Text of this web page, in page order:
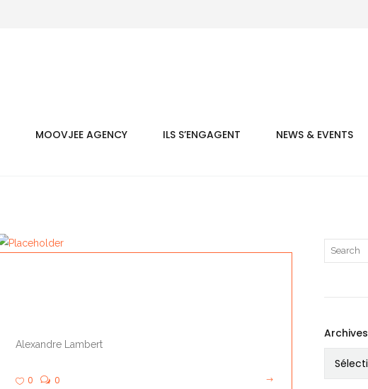
MOOVJEE AGENCY ILS S’ENGAGENT NEWS & EVENTS
Alexandre Lambert
0 0
Archives